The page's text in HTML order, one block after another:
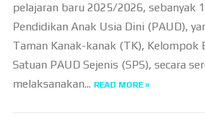
pelajaran baru 2025/2026, sebanyak
Pendidikan Anak Usia Dini (PAUD),
Taman Kanak-kanak (TK), Kelompok
Satuan PAUD Sejenis (SPS), secara
melaksanakan... READ MORE »